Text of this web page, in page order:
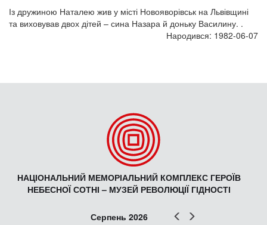
Із дружиною Наталею жив у місті Новояворівськ на Львівщині
та виховував двох дітей – сина Назара й доньку Василину. .
Народився: 1982-06-07
НАЦІОНАЛЬНИЙ МЕМОРІАЛЬНИЙ КОМПЛЕКС ГЕРОЇВ
НЕБЕСНОЇ СОТНІ – МУЗЕЙ РЕВОЛЮЦІЇ ГІДНОСТІ
Попер
Серпень 2026